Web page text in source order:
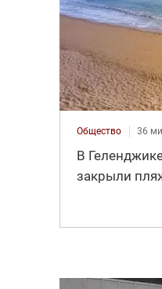
Общество 36
В
закрыли